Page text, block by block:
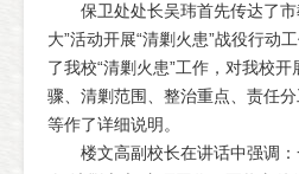
保卫处处长吴玮首先传达了市
大”活动开展“清剿火患”战役行动
了我校“清剿火患”工作，对我校开
骤、清剿范围、整治重点、责任
等作了详细说明。
楼文高副校长在讲话中强调：